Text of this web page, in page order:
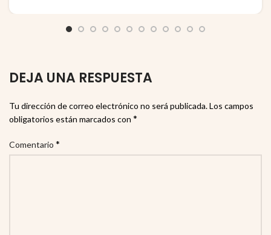
DEJA UNA RESPUESTA
Tu dirección de correo electrónico no será publicada.Los campos
obligatorios están marcados con *
Comentario *